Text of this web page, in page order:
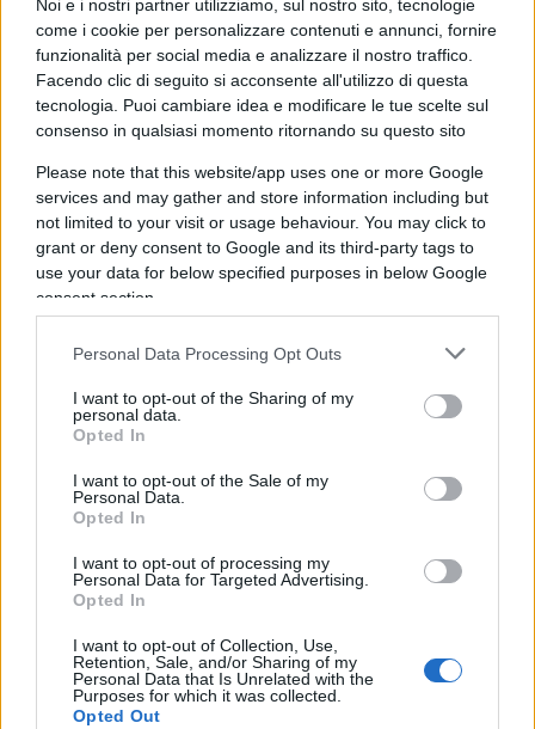
Noi e i nostri partner utilizziamo, sul nostro sito, tecnologie
come i cookie per personalizzare contenuti e annunci, fornire
funzionalità per social media e analizzare il nostro traffico.
Facendo clic di seguito si acconsente all'utilizzo di questa
tecnologia. Puoi cambiare idea e modificare le tue scelte sul
consenso in qualsiasi momento ritornando su questo sito
Please note that this website/app uses one or more Google
services and may gather and store information including but
not limited to your visit or usage behaviour. You may click to
grant or deny consent to Google and its third-party tags to
use your data for below specified purposes in below Google
consent section.
Personal Data Processing Opt Outs
I want to opt-out of the Sharing of my
personal data.
Opted In
I want to opt-out of the Sale of my
Personal Data.
Opted In
I want to opt-out of processing my
Personal Data for Targeted Advertising.
Opted In
I want to opt-out of Collection, Use,
Retention, Sale, and/or Sharing of my
Personal Data that Is Unrelated with the
Purposes for which it was collected.
Opted Out
create con l’intento di togliere lo scettro ai
direttori di rete, ma alla fine svanite senza lasciare
traccia. Ancora vacante la direzione di Rai fiction e
giustamente rimangiata la decisione di chiudere
RaiStoriaeRaiSport. L’unico con il quale l’Ad
ancora si consulta e si aggrappa, è un tecnico
mixer, animalista convinto, strenuo paladino dei
cinghiali che circolano a Roma,Riccardo Laganà
il quale grazie all’ultima riforma, siede nel Cda a
una frase svela la sua azione riformatrice: “la
serva è ladra, la padrona è cleptomane”.
Rinvii continui
Ma, tornando alla scorpacciata di nomine
pubbliche lo scandalo è chevengono rinviate da
circa 5 mesi
Prossima scadenza, il 12 novembre. È lo specchio
dei dissidi nel governo giallorosso. Nomi? Una
girandola infinita, in una roulette russa tra pizzini